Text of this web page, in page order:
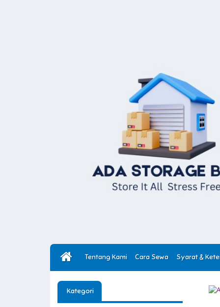
Tentang Kami Cara Sewa Syarat &
Kategori